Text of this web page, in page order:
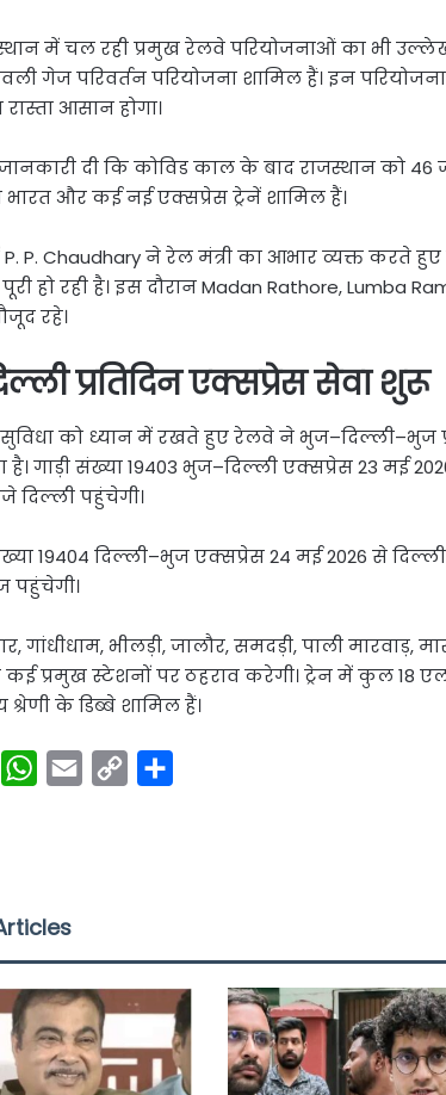
में चल रही प्रमुख रेलवे परियोजनाओं का भी
गेज परिवर्तन परियोजना शामिल हैं। इन
आसान होगा।
दी कि कोविड काल के बाद राजस्थान को 46
और कई नई एक्सप्रेस ट्रेनें शामिल हैं।
P. Chaudhary ने रेल मंत्री का आभार व्यक्त करते
हो रही है। इस दौरान Madan Rathore, Lumba
रहे।
प्रतिदिन एक्सप्रेस सेवा शुरू
सुविधा को ध्यान में रखते हुए रेलवे ने
है। गाड़ी संख्या 19403 भुज–दिल्ली एक्सप्रेस 23 मई
दिल्ली पहुंचेगी।
19404 दिल्ली–भुज एक्सप्रेस 24 मई 2026 से
पहुंचेगी।
गांधीधाम, भीलड़ी, जालौर, समदड़ी, पाली
कई प्रमुख स्टेशनों पर ठहराव करेगी। ट्रेन में कुल 18
के डिब्बे शामिल हैं।
W
n
k